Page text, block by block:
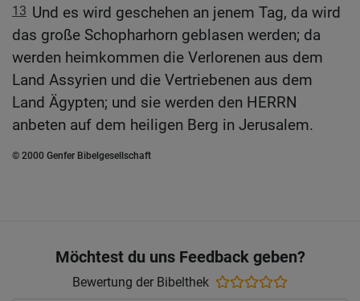
13 Und es wird geschehen an jenem Tag, da wird
das große Schopharhorn geblasen werden; da
werden heimkommen die Verlorenen aus dem
Land Assyrien und die Vertriebenen aus dem
Land Ägypten; und sie werden den HERRN
anbeten auf dem heiligen Berg in Jerusalem.
© 2000 Genfer Bibelgesellschaft
Möchtest du uns Feedback geben?
Bewertung der Bibelthek